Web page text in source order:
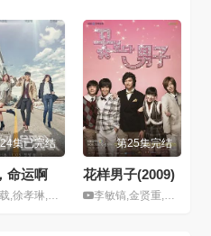
集已完结
命运啊
孝琳,康星民
第25集完结
花样男子(2009)
李敏镐,金贤重,金俊,金汎,具惠善